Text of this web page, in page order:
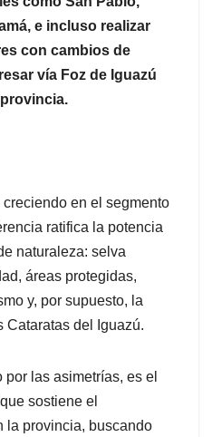
e incluso realizar
con cambios de
vía Foz de Iguazú
en el segmento
ratifica la potencia
naturaleza: selva
áreas protegidas,
y, por supuesto, la
Cataratas del Iguazú.
las asimetrías, es el
sostiene el
la provincia, buscando